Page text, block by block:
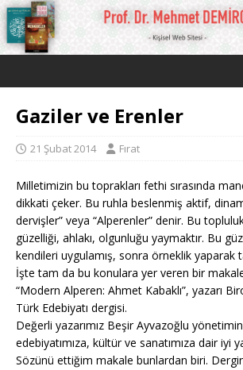
Gaziler ve Erenler
21 Şubat 2014 Fırat
Milletimizin bu toprakları fethi sırasında
dikkati çeker. Bu ruhla beslenmiş aktif,
dervişler” veya “Alperenler” denir. Bu
güzelliği, ahlakı, olgunluğu yaymaktır. Bu
kendileri uygulamış, sonra örneklik yaparak
İşte tam da bu konulara yer veren bir
“Modern Alperen: Ahmet Kabaklı”, yazarı
Türk Edebiyatı dergisi.
Değerli yazarımız Beşir Ayvazoğlu
edebiyatımıza, kültür ve sanatımıza dair iyi
Sözünü ettiğim makale bunlardan biri.